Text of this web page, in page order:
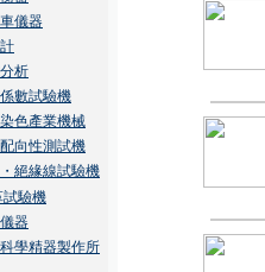
儀器
析
數試驗機
色產業機械
向性測試機
絕緣線試驗機
試驗機
器
學精器製作所